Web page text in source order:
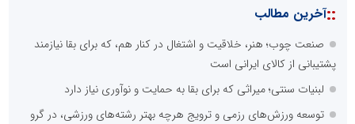
::آخرین مطالب
صنعت چوب؛ هنر، خلاقیت و اشتغال در کنار هم، که برای بقا نیازمند
پشتیبانی از کالای ایرانی است
لبنیات سنتی؛ میراثی که برای بقا به حمایت و نوآوری نیاز دارد
توسعه ورزش‌های رزمی و ترویج هرچه بهتر رشته‌های ورزشی، در گرو